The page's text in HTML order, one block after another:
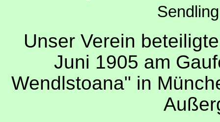
Unser Verein
Juni 1905 am
Wendlstoana" in